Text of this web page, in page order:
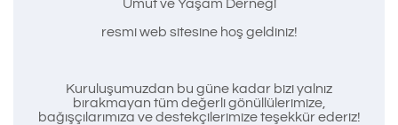
Umut ve Yaşam Derneği
resmi web sitesine hoş geldiniz!
Kuruluşumuzdan bu güne kadar bizi yalnız
bırakmayan tüm değerli gönüllülerimize,
bağışçılarımıza ve destekçilerimize teşekkür ederiz!